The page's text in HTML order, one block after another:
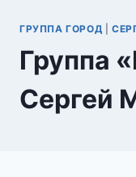
ГРУППА ГОРОД
Группа
Сергей